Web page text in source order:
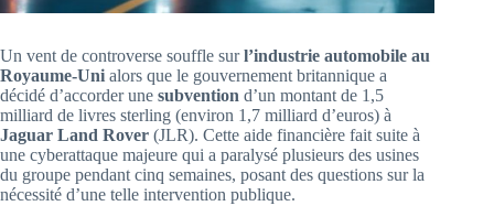
Un vent de controverse souffle surl’industrie automobile au
Royaume-Uni alors que le gouvernement britannique a
décidé d’accorder une subvention d’un montant de 1,5
milliard de livres sterling (environ 1,7 milliard d’euros) à
Jaguar Land Rover (JLR). Cette aide financière fait suite à
une cyberattaque majeure qui a paralysé plusieurs des usines
du groupe pendant cinq semaines, posant des questions sur la
nécessité d’une telle intervention publique.